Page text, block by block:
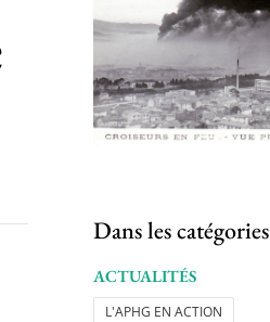
Dans les catégories
ACTUALITÉS
L'APHG EN ACTION